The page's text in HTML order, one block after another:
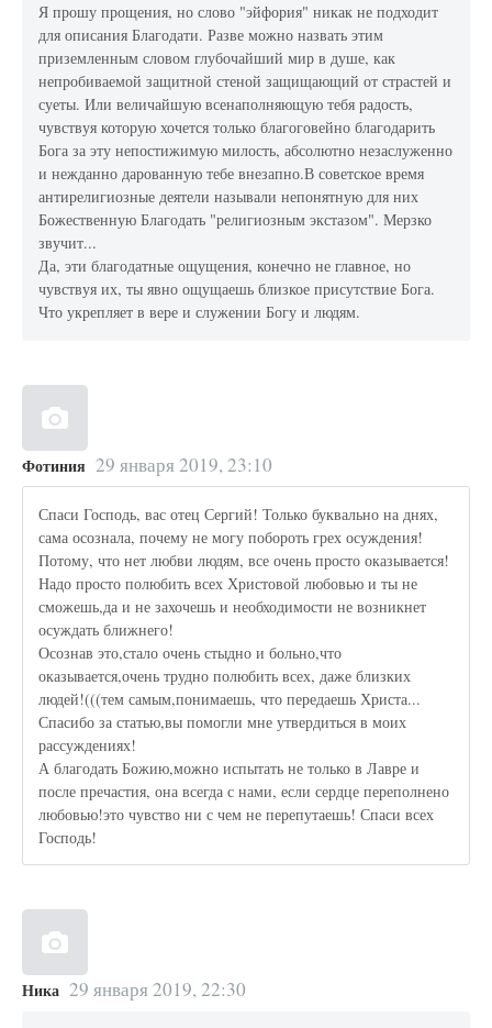
Я прошу прощения, но слово "эйфория" никак не подходит
для описания Благодати. Разве можно назвать этим
приземленным словом глубочайший мир в душе, как
непробиваемой защитной стеной защищающий от страстей и
суеты. Или величайшую всенаполняющую тебя радость,
чувствуя которую хочется только благоговейно благодарить
Бога за эту непостижимую милость, абсолютно незаслуженно
и нежданно дарованную тебе внезапно.В советское время
антирелигиозные деятели называли непонятную для них
Божественную Благодать "религиозным экстазом". Мерзко
звучит...
Да, эти благодатные ощущения, конечно не главное, но
чувствуя их, ты явно ощущаешь близкое присутствие Бога.
Что укрепляет в вере и служении Богу и людям.
Фотиния 29 января 2019, 23:10
Спаси Господь, вас отец Сергий! Только буквально на днях,
сама осознала, почему не могу побороть грех осуждения!
Потому, что нет любви людям, все очень просто оказывается!
Надо просто полюбить всех Христовой любовью и ты не
сможешь,да и не захочешь и необходимости не возникнет
осуждать ближнего!
Осознав это,стало очень стыдно и больно,что
оказывается,очень трудно полюбить всех, даже близких
людей!(((тем самым,понимаешь, что передаешь Христа...
Спасибо за статью,вы помогли мне утвердиться в моих
рассуждениях!
А благодать Божию,можно испытать не только в Лавре и
после пречастия, она всегда с нами, если сердце переполнено
любовью!это чувство ни с чем не перепутаешь! Спаси всех
Господь!
Ника 29 января 2019, 22:30